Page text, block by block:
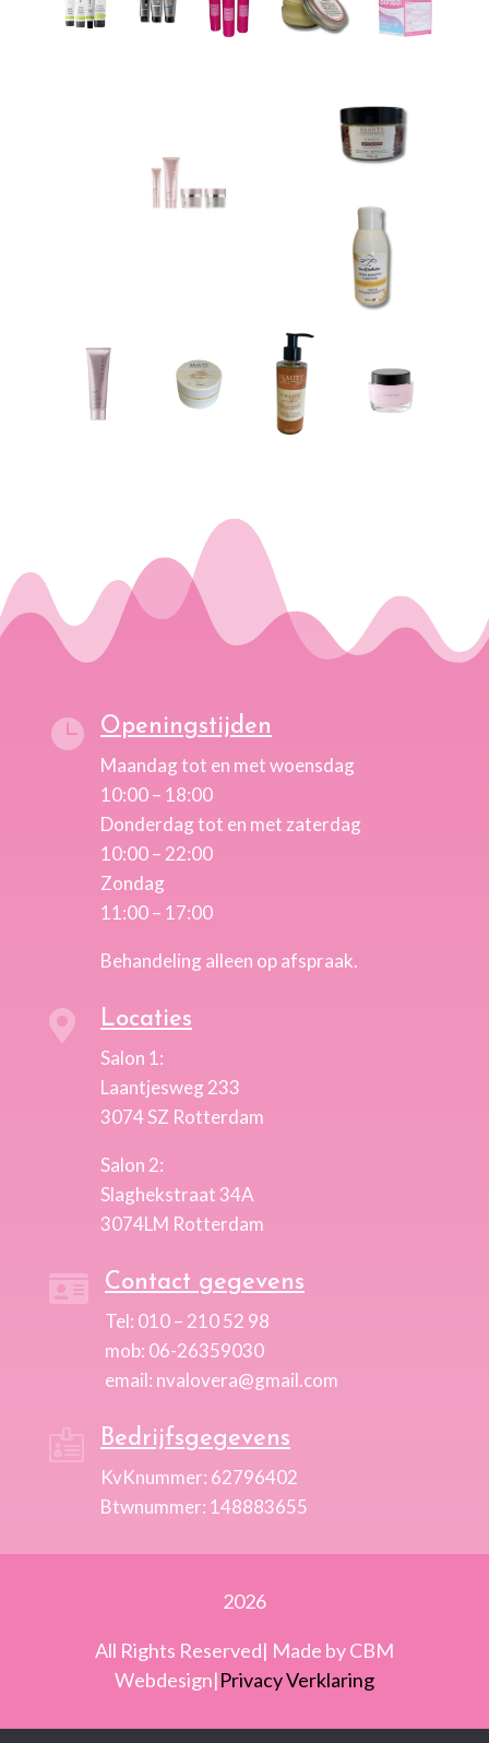
 Openingstijden
Maandag tot en met woensdag
10:00 – 18:00
Donderdag tot en met zaterdag
10:00 – 22:00
Zondag
11:00 – 17:00
Behandeling alleen op afspraak.
 Locaties
Salon 1:
Laantjesweg 233
3074 SZ Rotterdam
Salon 2:
Slaghekstraat 34A
3074LM Rotterdam
 Contact gegevens
Tel: 010 – 210 52 98
mob: 06-26359030
email: nvalovera@gmail.com
Bedrijfsgegevens
KvKnummer: 62796402
Btwnummer: 148883655
2026
All Rights Reserved| Made by CBM
Webdesign|Privacy Verklaring